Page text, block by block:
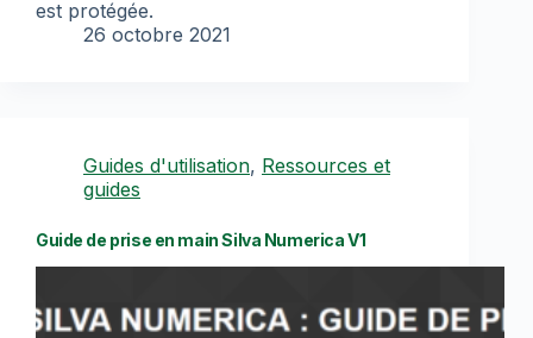
est protégée.
26 octobre 2021
Guides d'utilisation, Ressources et
guides
Guide de prise en main Silva Numerica V1